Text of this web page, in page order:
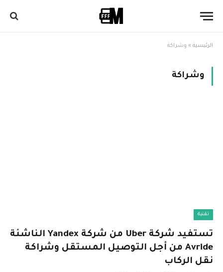
الرئيسية » وشراكة
وشراكة
تقنية
تستفيد شركة Uber من شركة Yandex الناشئة
Avride من أجل التوصيل المستقل وشراكة
نقل الركاب